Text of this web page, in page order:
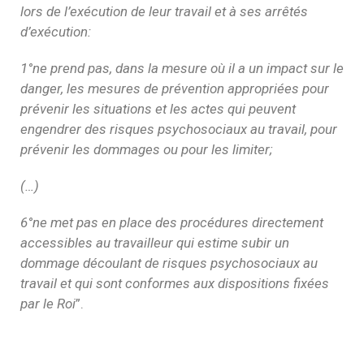
lors de l’exécution de leur travail et à ses arrêtés
d’exécution:
1°ne prend pas, dans la mesure où il a un impact sur le
danger, les mesures de prévention appropriées pour
prévenir les situations et les actes qui peuvent
engendrer des risques psychosociaux au travail, pour
prévenir les dommages ou pour les limiter;
(…)
6°ne met pas en place des procédures directement
accessibles au travailleur qui estime subir un
dommage découlant de risques psychosociaux au
travail et qui sont conformes aux dispositions fixées
par le Roi”.